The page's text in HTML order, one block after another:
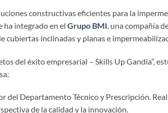
constructivas eficientes para la
ha integrado en el Grupo BMI , una compañía
cubiertas inclinadas y planas e
del éxito empresarial – Skills Up Gandia”,
del Departamento Técnico y Prescripción.
de la calidad y la innovación.